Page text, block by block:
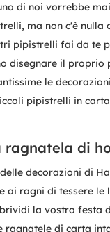
di noi vorrebbe
ma non c'è
pipistrelli fai da te
disegnare il proprio
le
pipistrelli in
di
decorazioni di
ai ragni di tessere le
la vostra festa
ragnatele di carta